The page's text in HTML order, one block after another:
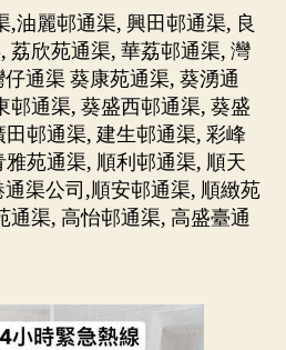
,油麗邨通渠, 興田邨通渠, 良
荔欣苑通渠, 華荔邨通渠, 灣
通渠 葵康苑通渠, 葵湧通
邨通渠, 葵盛西邨通渠, 葵盛
邨通渠, 建生邨通渠, 彩峰
苑通渠, 順利邨通渠, 順天
渠公司,順安邨通渠, 順緻苑
通渠, 高怡邨通渠, 高盛臺通